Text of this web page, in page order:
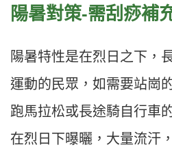
陽暑對策-需刮痧補
陽暑特性是在烈日之下，
運動的民眾，如需要站崗
跑馬拉松或長途騎自行車
在烈日下曝曬，大量流汗